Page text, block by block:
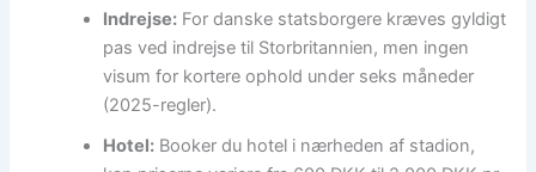
Indrejse: For danske statsborgere kræves gyldigt
pas ved indrejse til Storbritannien, men ingen
visum for kortere ophold under seks måneder
(2025-regler).
Hotel: Booker du hotel i nærheden af stadion,